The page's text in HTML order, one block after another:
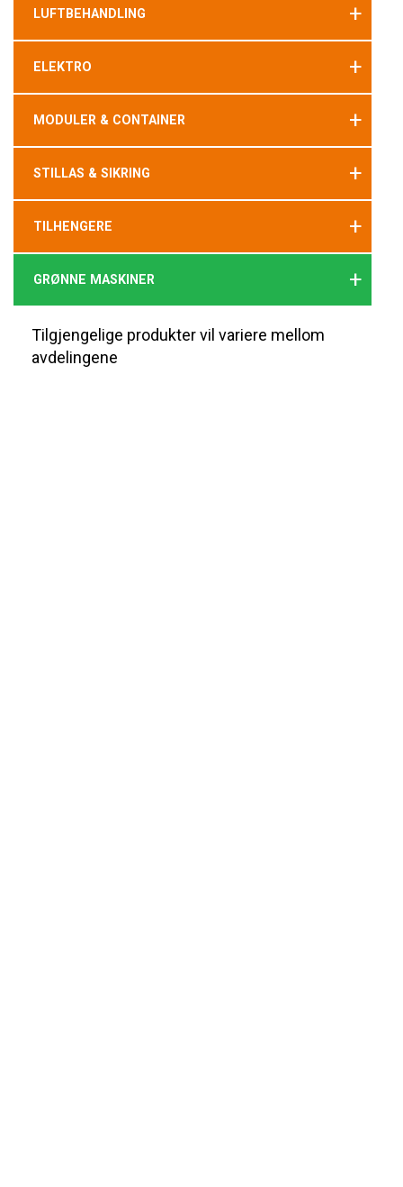
LUFTBEHANDLING +
ELEKTRO +
MODULER & CONTAINER +
STILLAS & SIKRING +
TILHENGERE +
GRØNNE MASKINER +
Tilgjengelige produkter vil variere mellom
avdelingene